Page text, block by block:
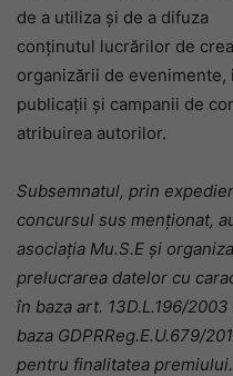
de a utiliza și de a difuza
conținutul lucrărilor de
organizării de evenimente,
publicații și campanii de
atribuirea autorilor.
Subsemnatul, prin
concursul sus menționat,
asociația Mu.S.E și
prelucrarea datelor cu
în baza art. 13D.L.196/
baza GDPRReg.E.U.679/
pentru finalitatea premiului.